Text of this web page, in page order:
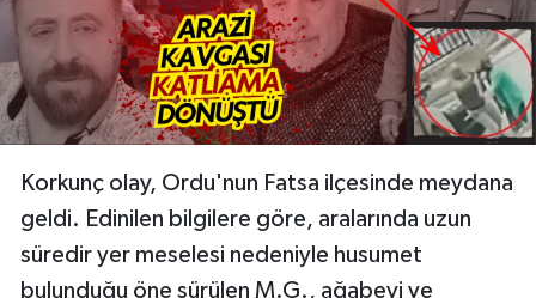
Korkunç olay, Ordu'nun Fatsa ilçesinde meydana
geldi. Edinilen bilgilere göre, aralarında uzun
süredir yer meselesi nedeniyle husumet
bulunduğu öne sürülen M.G., ağabeyi ve